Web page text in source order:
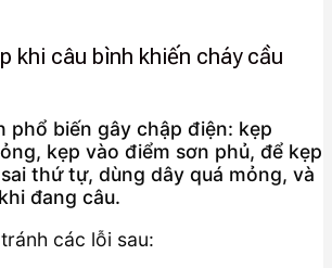
khi câu bình khiến cháy cầu
phổ biến gây chập điện: kẹp
kẹp vào điểm sơn phủ, để kẹp
thứ tự, dùng dây quá mỏng, và
đang câu.
các lỗi sau: